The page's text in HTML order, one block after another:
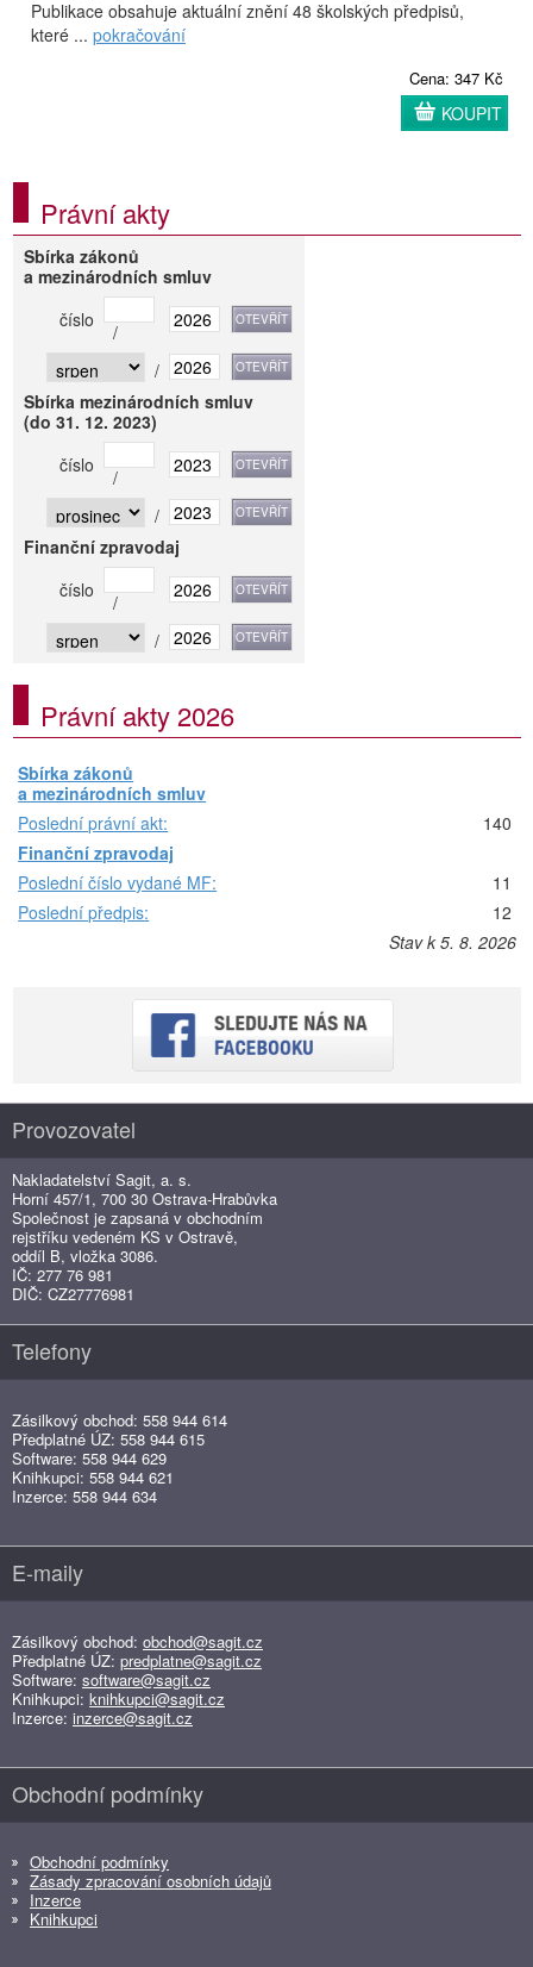
Publikace obsahuje aktuální znění 48 školských předpisů,
které ... pokračování
Cena: 347 Kč
KOUPIT
Právní akty
Sbírka zákonů
a mezinárodních smluv
číslo
/
/
Sbírka mezinárodních smluv
(do 31. 12. 2023)
číslo
/
/
Finanční zpravodaj
číslo
/
/
Právní akty 2026
Sbírka zákonů
a mezinárodních smluv
Poslední právní akt:
140
Finanční zpravodaj
Poslední číslo vydané MF:
11
Poslední předpis:
12
Stav k 5. 8. 2026
Provozovatel
Nakladatelství Sagit, a. s.
Horní 457/1, 700 30 Ostrava-Hrabůvka
Společnost je zapsaná v obchodním
rejstříku vedeném KS v Ostravě,
oddíl B, vložka 3086.
IČ: 277 76 981
DIČ: CZ27776981
Telefony
Zásilkový obchod: 558 944 614
Předplatné ÚZ: 558 944 615
Software: 558 944 629
Knihkupci: 558 944 621
Inzerce: 558 944 634
E-maily
Zásilkový obchod: obchod@sagit.cz
Předplatné ÚZ: predplatne@sagit.cz
Software: software@sagit.cz
Knihkupci: knihkupci@sagit.cz
Inzerce: inzerce@sagit.cz
Obchodní podmínky
Obchodní podmínky
Zásady zpracování osobních údajů
Inzerce
Knihkupci